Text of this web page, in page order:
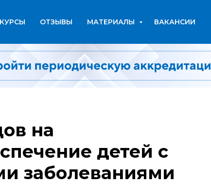
КУРСЫ ОТЗЫВЫ МАТЕРИАЛЫ ВАКАНСИИ
на
детей с
заболеваниями